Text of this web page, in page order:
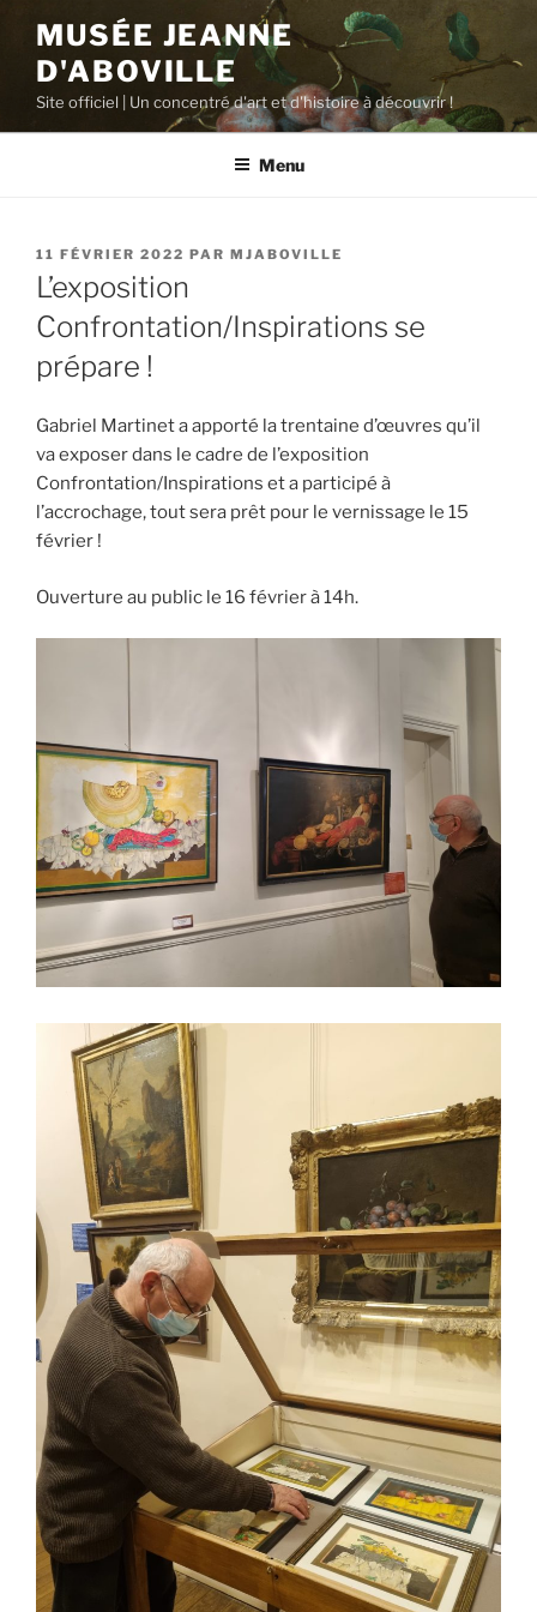
contenu
principal
MUSÉE JEANNE
D'ABOVILLE
Site officiel | Un concentré d'art et d'histoire à découvrir !
Menu
PUBLIÉ
LE
11 FÉVRIER 2022 PAR MJABOVILLE
L’exposition
Confrontation/Inspirations se
prépare !
Gabriel Martinet a apporté la trentaine d’œuvres qu’il
va exposer dans le cadre de l’exposition
Confrontation/Inspirations et a participé à
l’accrochage, tout sera prêt pour le vernissage le 15
février !
Ouverture au public le 16 février à 14h.